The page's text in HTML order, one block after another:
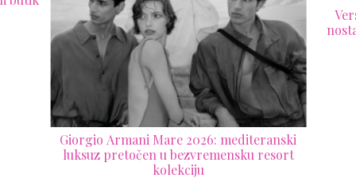
Versace slavi sopstveno nasleđe kroz
nostalgičnu La Vacanza 2026 kampanju